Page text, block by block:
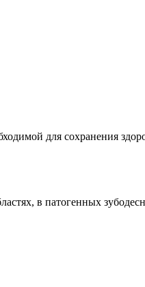
для сохранения
в патогенных